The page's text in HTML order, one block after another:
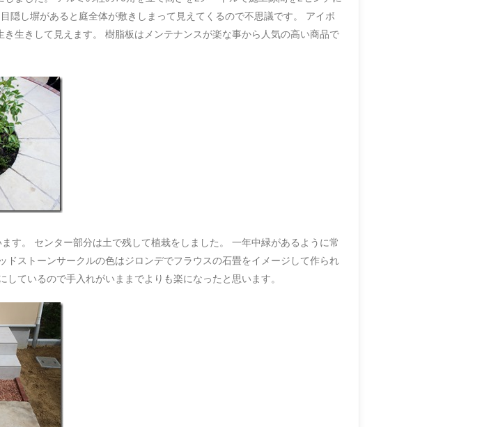
隠し塀があると庭全体が敷きしまって見えてくるので不思議です。 アイボ
生きして見えます。 樹脂板はメンテナンスが楽な事から人気の高い商品で
す。 センター部分は土で残して植栽をしました。 一年中緑があるように常
ストーンサークルの色はジロンデでフラウスの石畳をイメージして作られ
ているので手入れがいままでよりも楽になったと思います。